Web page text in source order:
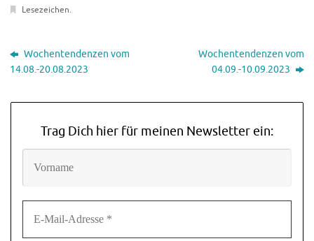
Lesezeichen.
Wochentendenzen vom
14.08.-20.08.2023
Wochentendenzen vom
04.09.-10.09.2023
Trag Dich hier für meinen Newsletter ein: